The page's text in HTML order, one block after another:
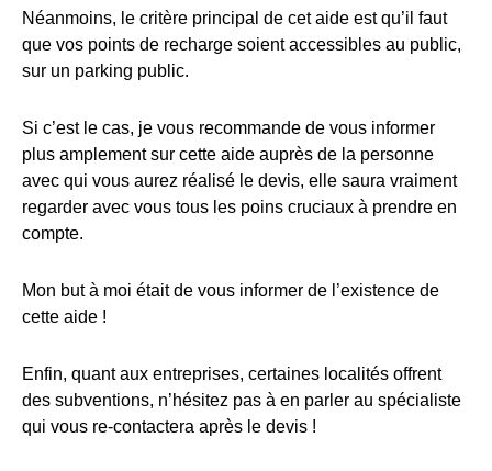
Néanmoins, le critère principal de cet aide est qu’il faut
que vos points de recharge soient accessibles au public,
sur un parking public.
Si c’est le cas, je vous recommande de vous informer
plus amplement sur cette aide auprès de la personne
avec qui vous aurez réalisé le devis, elle saura vraiment
regarder avec vous tous les poins cruciaux à prendre en
compte.
Mon but à moi était de vous informer de l’existence de
cette aide !
Enfin, quant aux entreprises, certaines localités offrent
des subventions, n’hésitez pas à en parler au spécialiste
qui vous re-contactera après le devis !